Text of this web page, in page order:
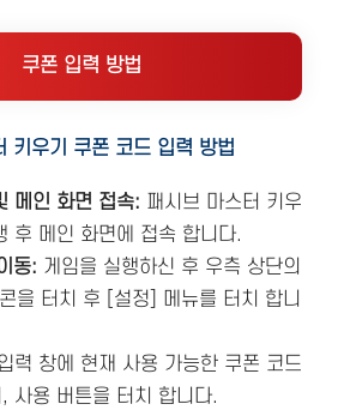
쿠폰 입력 방법
키우기 쿠폰 코드 입력 방법
메인 화면 접속: 패시브 마스터 키우
후 메인 화면에 접속 합니다.
동: 게임을 실행하신 후 우측 상단의
을 터치 후 [설정] 메뉴를 터치 합니
력 창에 현재 사용 가능한 쿠폰 코드
사용 버튼을 터치 합니다.